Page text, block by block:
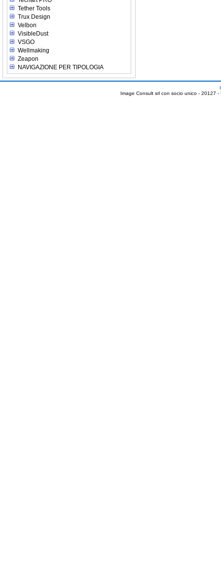
Tether Tools
Trux Design
Velbon
VisibleDust
VSGO
Wellmaking
Zeapon
NAVIGAZIONE PER TIPOLOGIA
Image Consult srl con socio unico - 20127